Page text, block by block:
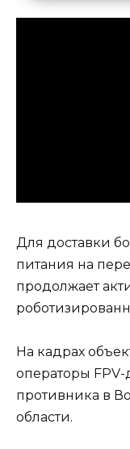
Для доставки
питания на
продолжает
На кадрах
операторы
противника в
области.